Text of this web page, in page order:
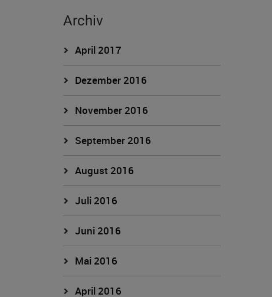
Archiv
April 2017
Dezember 2016
November 2016
September 2016
August 2016
Juli 2016
Juni 2016
Mai 2016
April 2016